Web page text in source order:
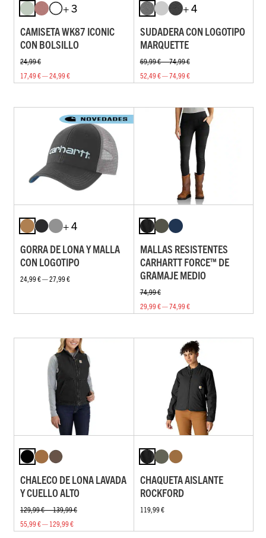
+ 3
CAMISETA WK87 ICONIC
CON BOLSILLO
24,99 €
17,49 € — 24,99 €
+ 4
SUDADERA CON LOGOTIPO
MARQUETTE
69,99 € — 74,99 €
52,49 € — 74,99 €
+ 4
GORRA DE LONA Y MALLA
CON LOGOTIPO
24,99 € — 27,99 €
MALLAS RESISTENTES
CARHARTT FORCE™ DE
GRAMAJE MEDIO
74,99 €
29,99 € — 74,99 €
CHALECO DE LONA LAVADA
Y CUELLO ALTO
129,99 € — 139,99 €
55,99 € — 129,99 €
CHAQUETA AISLANTE
ROCKFORD
119,99 €